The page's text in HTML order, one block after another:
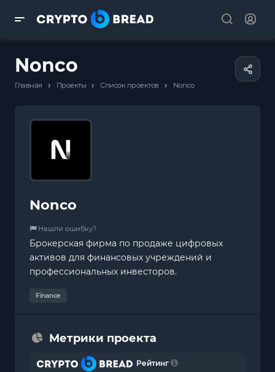
Nonco
Главная › Проекты › Список проектов › Nonco
Nonco
Нашли ошибку?
Брокерская фирма по продаже цифровых
активов для финансовых учреждений и
профессиональных инвесторов.
Finance
Метрики проекта
Рейтинг